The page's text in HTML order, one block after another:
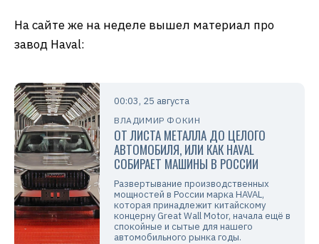
На сайте же на неделе вышел материал про
завод Haval:
00:03, 25 августа
ВЛАДИМИР ФОКИН
ОТ ЛИСТА МЕТАЛЛА ДО ЦЕЛОГО
АВТОМОБИЛЯ, ИЛИ КАК HAVAL
СОБИРАЕТ МАШИНЫ В РОССИИ
Развертывание производственных
мощностей в России марка HAVAL,
которая принадлежит китайскому
концерну Great Wall Motor, начала ещё в
спокойные и сытые для нашего
автомобильного рынка годы.